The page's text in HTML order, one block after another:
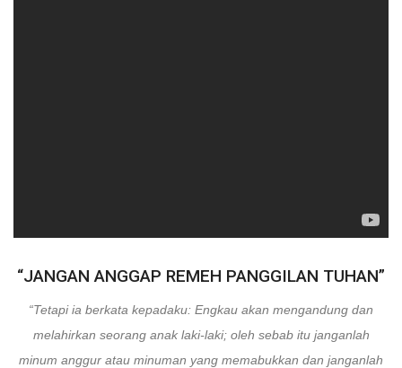
“JANGAN ANGGAP REMEH PANGGILAN TUHAN”
“Tetapi ia berkata kepadaku: Engkau akan mengandung dan
melahirkan seorang anak laki-laki; oleh sebab itu janganlah
minum anggur atau minuman yang memabukkan dan janganlah